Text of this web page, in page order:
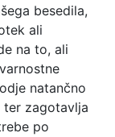
besedila,
ali
na to, ali
natančno
ter zagotavlja
po